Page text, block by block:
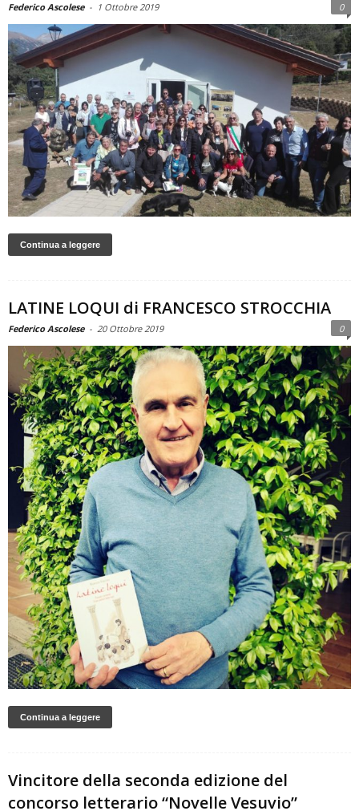
Federico Ascolese - 1 Ottobre 2019 0
Continua a leggere
LATINE LOQUI di FRANCESCO STROCCHIA
Federico Ascolese - 20 Ottobre 2019 0
Continua a leggere
Vincitore della seconda edizione del
concorso letterario “Novelle Vesuvio”